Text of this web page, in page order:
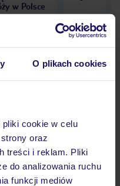
O plikach cookies
cookie w celu
oraz
treści i reklam. Pliki
do analizowania ruchu
funkcji mediów
w Polsce